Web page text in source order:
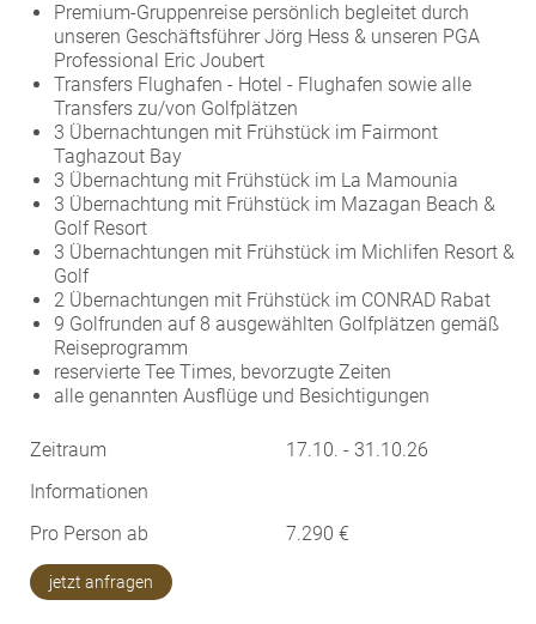
Premium-Gruppenreise persönlich begleitet durch
unseren Geschäftsführer Jörg Hess & unseren PGA
Professional Eric Joubert
Transfers Flughafen - Hotel - Flughafen sowie alle
Transfers zu/von Golfplätzen
3 Übernachtungen mit Frühstück im Fairmont
Taghazout Bay
3 Übernachtung mit Frühstück im La Mamounia
3 Übernachtung mit Frühstück im Mazagan Beach &
Golf Resort
3 Übernachtungen mit Frühstück im Michlifen Resort &
Golf
2 Übernachtungen mit Frühstück im CONRAD Rabat
9 Golfrunden auf 8 ausgewählten Golfplätzen gemäß
Reiseprogramm
reservierte Tee Times, bevorzugte Zeiten
alle genannten Ausflüge und Besichtigungen
Zeitraum
17.10. - 31.10.26
Informationen
Pro Person ab
7.290 €
jetzt anfragen